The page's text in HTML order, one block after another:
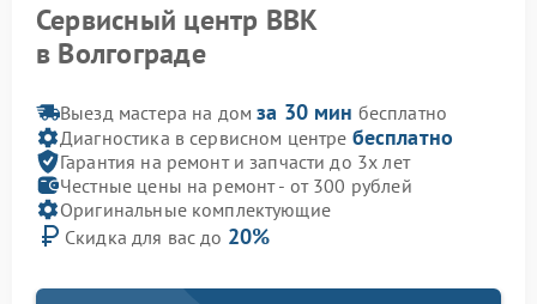
Сервисный центр BBK
в Волгограде
Выезд мастера на домза 30 мин бесплатно
Диагностика в сервисном центре бесплатно
Гарантия на ремонт и запчасти до 3х лет
Честные цены на ремонт - от 300 рублей
Оригинальные комплектующие
Скидка для вас до 20%